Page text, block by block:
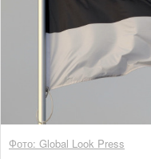
Фото: Global Look Press